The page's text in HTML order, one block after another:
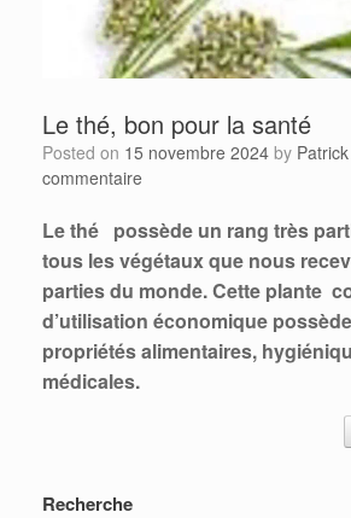
Le thé, bon pour la santé
Posted on 15 novembre 2024 by
commentaire
Le thé possède un rang très
tous les végétaux que nous
parties du monde. Cette plante
d’utilisation économique
propriétés alimentaires,
médicales.
Recherche